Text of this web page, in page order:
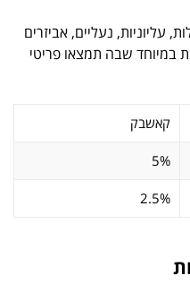
עליוניות, נעליים, אביזרים
במיוחד שבה תמצאו פריטי
קאשבק
5%
2.5%